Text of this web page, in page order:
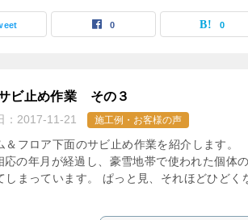
0 0
ビ止め作業 その３
2017-11-21 施工例・お客様の声
フロア下面のサビ止め作業を紹介します。
の年月が経過し、豪雪地帯で使われた個体
しまっています。 ぱっと見、それほどひどく